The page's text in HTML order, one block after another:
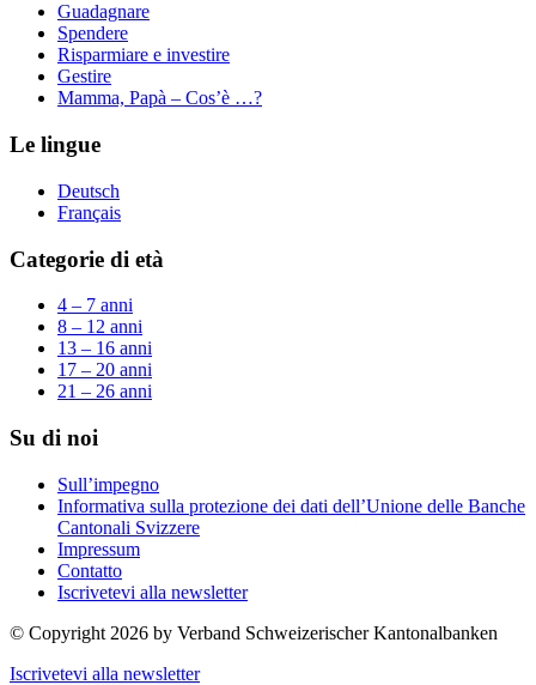
Guadagnare
Spendere
Risparmiare e investire
Gestire
Mamma, Papà – Cos’è …?
Le lingue
Deutsch
Français
Categorie di età
4 – 7 anni
8 – 12 anni
13 – 16 anni
17 – 20 anni
21 – 26 anni
Su di noi
Sull’impegno
Informativa sulla protezione dei dati dell’Unione delle Banche
Cantonali Svizzere
Impressum
Contatto
Iscrivetevi alla newsletter
© Copyright 2026 by Verband Schweizerischer Kantonalbanken
Iscrivetevi alla newsletter